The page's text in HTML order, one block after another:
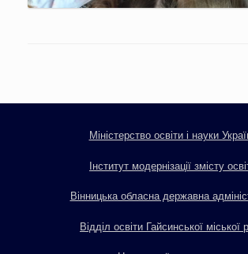
Міністерство освіти і науки
Інститут модернізації змісту
Вінницька обласна державна
Відділ освіти Гайсинської міської